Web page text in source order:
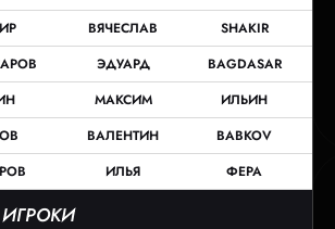
ВЯЧЕСЛАВ
SHAKIR
ЭДУАРД
BAGDASAR
МАКСИМ
ИЛЬИН
ВАЛЕНТИН
BABKOV
ИЛЬЯ ФЕРА